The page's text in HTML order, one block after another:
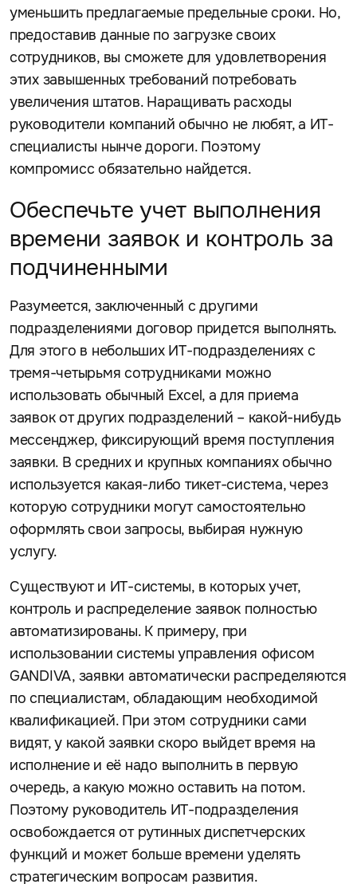
уменьшить предлагаемые предельные сроки. Но,
предоставив данные по загрузке своих
сотрудников, вы сможете для удовлетворения
этих завышенных требований потребовать
увеличения штатов. Наращивать расходы
руководители компаний обычно не любят, а ИТ-
специалисты нынче дороги. Поэтому
компромисс обязательно найдется.
Обеспечьте учет выполнения
времени заявок и контроль за
подчиненными
Разумеется, заключенный с другими
подразделениями договор придется выполнять.
Для этого в небольших ИТ-подразделениях с
тремя-четырьмя сотрудниками можно
использовать обычный Excel, а для приема
заявок от других подразделений – какой-нибудь
мессенджер, фиксирующий время поступления
заявки. В средних и крупных компаниях обычно
используется какая-либо тикет-система, через
которую сотрудники могут самостоятельно
оформлять свои запросы, выбирая нужную
услугу.
Существуют и ИТ-системы, в которых учет,
контроль и распределение заявок полностью
автоматизированы. К примеру, при
использовании системы управления офисом
GANDIVA, заявки автоматически распределяются
по специалистам, обладающим необходимой
квалификацией. При этом сотрудники сами
видят, у какой заявки скоро выйдет время на
исполнение и её надо выполнить в первую
очередь, а какую можно оставить на потом.
Поэтому руководитель ИТ-подразделения
освобождается от рутинных диспетчерских
функций и может больше времени уделять
стратегическим вопросам развития.